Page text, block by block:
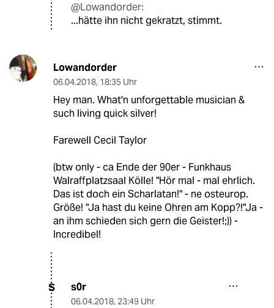
@Lowandorder:
...hätte ihn nicht gekratzt, stimmt.
Lowandorder
06.04.2018, 18:35 Uhr
Hey man. What'n unforgettable musician &
such living quick silver!
Farewell Cecil Taylor
(btw only - ca Ende der 90er - Funkhaus
Walraffplatzsaal Kölle! "Hör mal - mal ehrlich.
Das ist doch ein Scharlatan!" - ne osteurop.
Größe! "Ja hast du keine Ohren am Kopp?!"Ja -
an ihm schieden sich gern die Geister!;)) -
Incredibel!
S s0r
06.04.2018, 23:49 Uhr